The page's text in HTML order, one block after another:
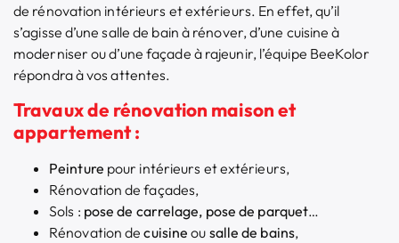
de rénovation intérieurs et extérieurs. En effet, qu’il
s’agisse d’une salle de bain à rénover, d’une cuisine à
moderniser ou d’une façade à rajeunir, l’équipe BeeKolor
répondra à vos attentes.
Travaux de rénovation maison et
appartement :
Peinture pour intérieurs et extérieurs,
Rénovation de façades,
Sols : pose de carrelage, pose de parquet…
Rénovation de cuisine ou salle de bains,